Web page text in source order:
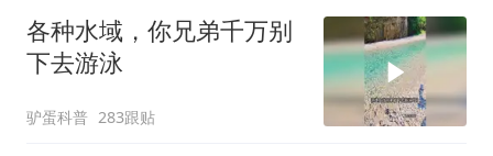
各种水域，你兄弟千万别
下去游泳
驴蛋科普 283跟贴